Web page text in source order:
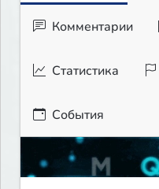
Комментарии
Статистика
События